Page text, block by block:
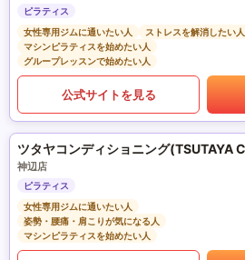
ピラティス
女性専用ジムに通いたい人
ストレスを解消したい人
マシンピラティスを始めたい人
グループレッスンで始めたい人
公式サイトを見る
神辺店
ピラティス
女性専用ジムに通いたい人
姿勢・腰痛・肩こりが気になる人
マシンピラティスを始めたい人